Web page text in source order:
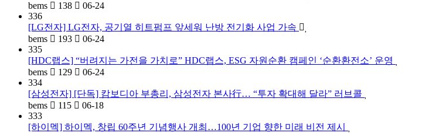
bems
138
06-24
336
[LG전자] LG전자, 공기열 히트펌프 앞세워 난방 전기화 사업 가속
bems
193
06-24
335
[HDC랩스] “버려지는 가전을 가치로” HDC랩스, ESG 자원순환 캠페인 ‘순환환전소’ 운영
bems
129
06-24
334
[삼성전자] [단독] 캄보디아 부총리, 삼성전자 본사行… “투자 확대해 달라” 러브콜
bems
115
06-18
333
[하이멕] 하이멕, 창립 60주년 기념행사 개최…100년 기업 향한 미래 비전 제시